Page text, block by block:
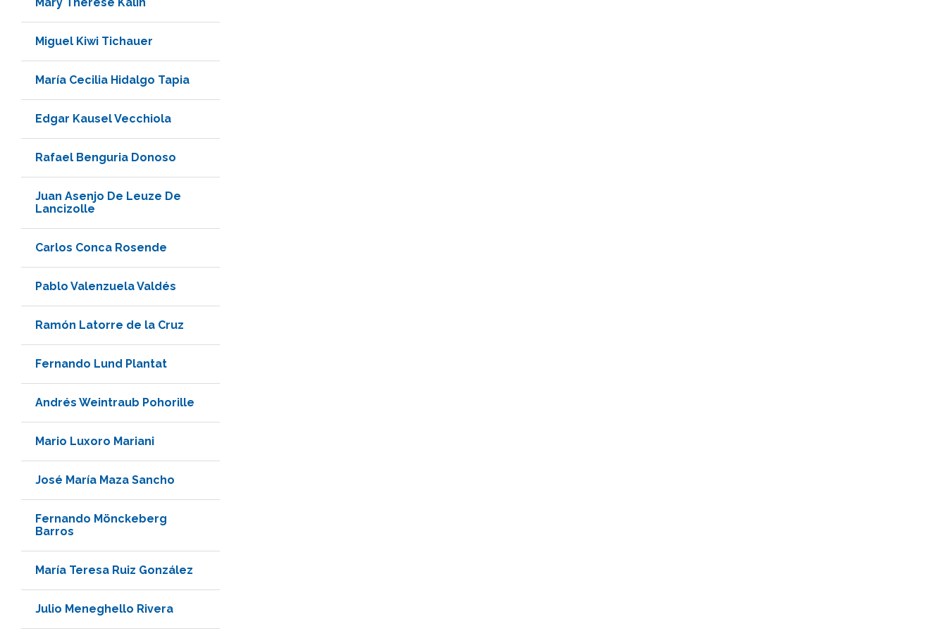
Miguel Kiwi Tichauer
María Cecilia Hidalgo Tapia
Edgar Kausel Vecchiola
Rafael Benguria Donoso
Juan Asenjo De Leuze De
Lancizolle
Carlos Conca Rosende
Pablo Valenzuela Valdés
Ramón Latorre de la Cruz
Fernando Lund Plantat
Andrés Weintraub Pohorille
Mario Luxoro Mariani
José María Maza Sancho
Fernando Mönckeberg
Barros
María Teresa Ruiz González
Julio Meneghello Rivera